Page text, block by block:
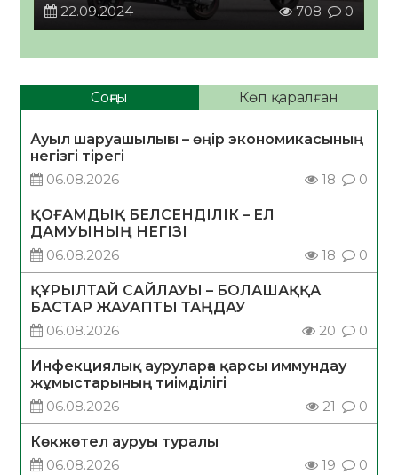
22.09.2024
708 0
Соңғы Көп қаралған
Ауыл шаруашылығы – өңір экономикасының
негізгі тірегі
06.08.2026
18 0
ҚОҒАМДЫҚ БЕЛСЕНДІЛІК – ЕЛ
ДАМУЫНЫҢ НЕГІЗІ
06.08.2026
18 0
ҚҰРЫЛТАЙ САЙЛАУЫ – БОЛАШАҚҚА
БАСТАР ЖАУАПТЫ ТАҢДАУ
06.08.2026
20 0
Инфекциялық ауруларға қарсы иммундау
жұмыстарының тиімділігі
06.08.2026
21 0
Көкжөтел ауруы туралы
06.08.2026
19 0